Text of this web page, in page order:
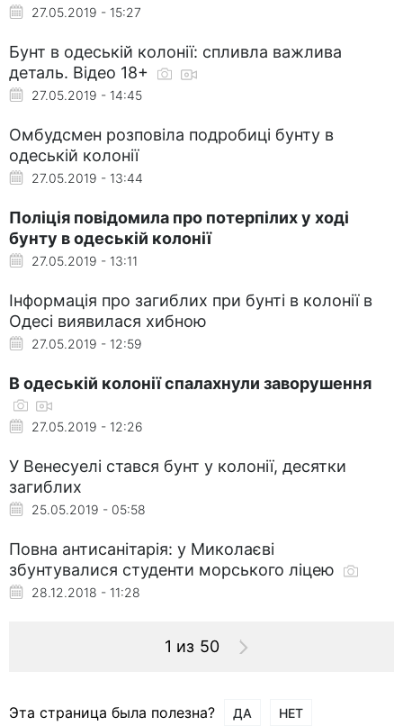
27.05.2019 - 15:27
Бунт в одеській колонії: спливла важлива
деталь. Відео 18+
27.05.2019 - 14:45
Омбудсмен розповіла подробиці бунту в
одеській колонії
27.05.2019 - 13:44
Поліція повідомила про потерпілих у ході
бунту в одеській колонії
27.05.2019 - 13:11
Інформація про загиблих при бунті в колонії в
Одесі виявилася хибною
27.05.2019 - 12:59
В одеській колонії спалахнули заворушення
27.05.2019 - 12:26
У Венесуелі стався бунт у колонії, десятки
загиблих
25.05.2019 - 05:58
Повна антисанітарія: у Миколаєві
збунтувалися студенти морського ліцею
28.12.2018 - 11:28
1 из 50
Эта страница была полезна? ДА НЕТ